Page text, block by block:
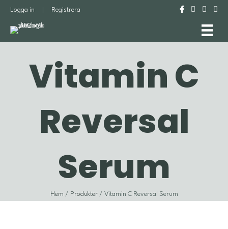
Logga in Registrera
Vitamin C
Reversal
Serum
Hem / Produkter/ Vitamin C Reversal Serum